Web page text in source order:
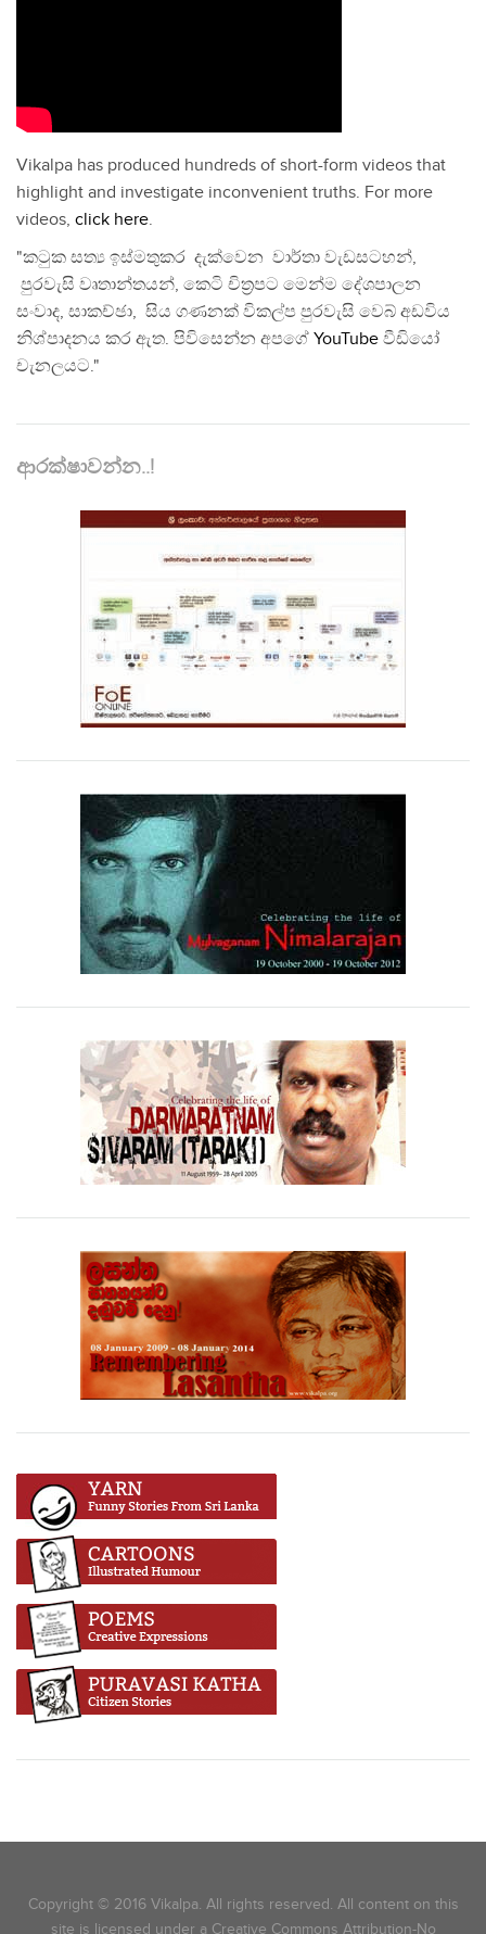
Vikalpa has produced hundreds of short-form videos that
highlight and investigate inconvenient truths. For more
videos, click here.
"කටුක සත්‍ය ඉස්මතුකර දැක්වෙන වාර්තා වැඩසටහන්,
පුරවැසි වෘතාන්තයන්, කෙටි චිත්‍රපට මෙන්ම දේශපාලන
සංවාද, සාකච්ඡා, සිය ගණනක් විකල්ප පුරවැසි වෙබ් අඩවිය
නිශ්පාදනය කර ඇත. පිවිසෙන්න අපගේ YouTube වීඩියෝ
චැනලයට."
ආරක්ෂාවන්න..!
Copyright © 2016 Vikalpa. All rights reserved. All content on this
site is licensed under a Creative Commons Attribution-No